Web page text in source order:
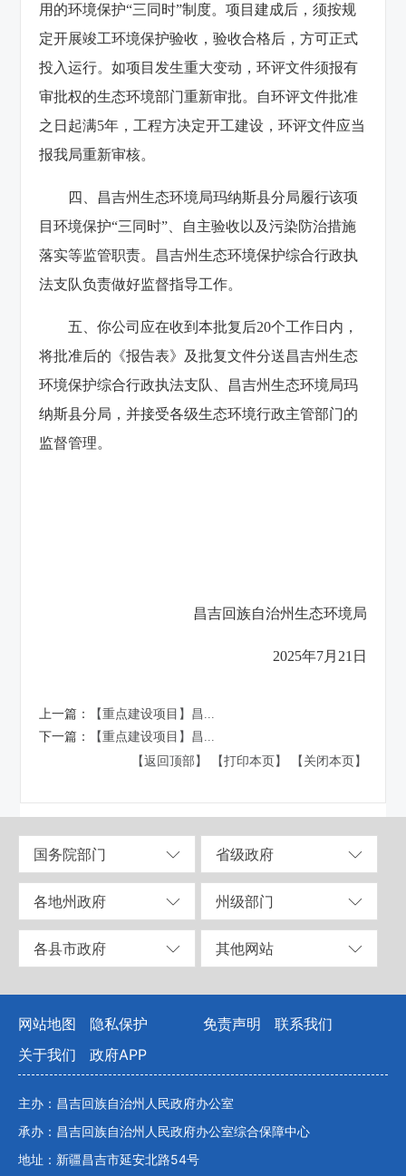
用的环境保护“三同时”制度。项目建成后，须按规
定开展竣工环境保护验收，验收合格后，方可正式
投入运行。如项目发生重大变动，环评文件须报有
审批权的生态环境部门重新审批。自环评文件批准
之日起满5年，工程方决定开工建设，环评文件应当
报我局重新审核。
四、昌吉州生态环境局玛纳斯县分局履行该项
目环境保护“三同时”、自主验收以及污染防治措施
落实等监管职责。昌吉州生态环境保护综合行政执
法支队负责做好监督指导工作。
五、你公司应在收到本批复后20个工作日内，
将批准后的《报告表》及批复文件分送昌吉州生态
环境保护综合行政执法支队、昌吉州生态环境局玛
纳斯县分局，并接受各级生态环境行政主管部门的
监督管理。
昌吉回族自治州生态环境局
2025年7月21日
上一篇：
【重点建设项目】昌...
下一篇：
【重点建设项目】昌...
【返回顶部】
【打印本页】 【关闭本页】
国务院部门 省级政府
各地州政府 州级部门
各县市政府 其他网站
网站地图 隐私保护 免责声明
联系我们
关于我们
政府APP
主办：昌吉回族自治州人民政府办公室
承办：昌吉回族自治州人民政府办公室综合保障中心
地址：新疆昌吉市延安北路54号